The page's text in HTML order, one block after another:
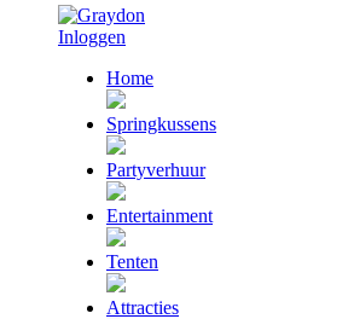
Inloggen
Home
Springkussens
Partyverhuur
Entertainment
Tenten
Attracties